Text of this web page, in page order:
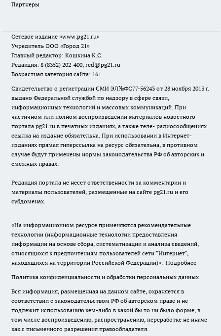
Партнеры
Сетевое издание «www.pg21.ru»
Учредитель ООО «Город 21»
Главный редактор: Кошкина К.С.
Редакция: 8 (8352) 202-400, red@pg21.ru
Возрастная категория сайта: 16+
Свидетельство о регистрации СМИ ЭЛ№ФС77-56243 от 28 ноября 2013 г.
выдано Федеральной службой по надзору в сфере связи,
информационных технологий и массовых коммуникаций. При
частичном или полном воспроизведении материалов новостного
портала pg21.ru в печатных изданиях, а также теле- радиосообщениях
ссылка на издание обязательна. При использовании в Интернет-
изданиях прямая гиперссылка на ресурс обязательна, в противном
случае будут применены нормы законодательства РФ об авторских и
смежных правах.
Редакция портала не несет ответственности за комментарии и
материалы пользователей, размещенные на сайте pg21.ru и его
субдоменах.
«На информационном ресурсе применяются рекомендательные
технологии (информационные технологии предоставления
информации на основе сбора, систематизации и анализа сведений,
относящихся к предпочтениям пользователей сети "Интернет",
находящихся на территории Российской Федерации)». Подробнее
Политика конфиденциальности и обработки персональных данных
Вся информация, размещенная на данном сайте, охраняется в
соответствии с законодательством РФ об авторском праве и не
подлежит использованию кем-либо в какой бы то ни было форме, в
том числе воспроизведению, распространению, переработке не иначе
как с письменного разрешения правообладателя.